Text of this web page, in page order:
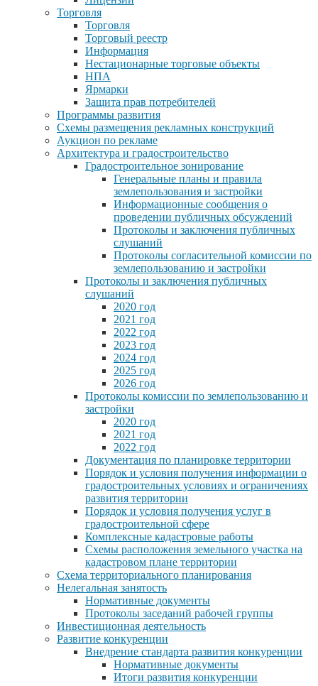
Торговля
Торговля
Торговый реестр
Информация
Нестационарные торговые объекты
НПА
Ярмарки
Защита прав потребителей
Программы развития
Схемы размещения рекламных конструкций
Аукцион по рекламе
Архитектура и градостроительство
Градостроительное зонирование
Генеральные планы и правила
землепользования и застройки
Информационные сообщения о
проведении публичных обсуждений
Протоколы и заключения публичных
слушаний
Протоколы согласительной комиссии по
землепользованию и застройки
Протоколы и заключения публичных
слушаний
2020 год
2021 год
2022 год
2023 год
2024 год
2025 год
2026 год
Протоколы комиссии по землепользованию и
застройки
2020 год
2021 год
2022 год
Документация по планировке территории
Порядок и условия получения информации о
градостроительных условиях и ограничениях
развития территории
Порядок и условия получения услуг в
градостроительной сфере
Комплексные кадастровые работы
Схемы расположения земельного участка на
кадастровом плане территории
Схема территориального планирования
Нелегальная занятость
Нормативные документы
Протоколы заседаний рабочей группы
Инвестиционная деятельность
Развитие конкуренции
Внедрение стандарта развития конкуренции
Нормативные документы
Итоги развития конкуренции